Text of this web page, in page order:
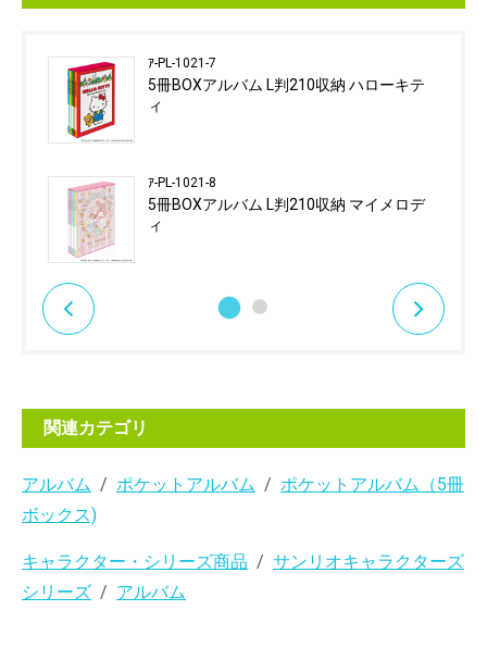
ｱ-PL-1021-7
5冊BOXアルバム L判210収納 ハローキテ
ィ
ｱ-PL-1021-8
5冊BOXアルバム L判210収納 マイメロデ
ィ
関連カテゴリ
アルバム ポケットアルバム
ポケットアルバム（5冊
ボックス)
キャラクター・シリーズ商品
サンリオキャラクターズ
シリーズ
アルバム